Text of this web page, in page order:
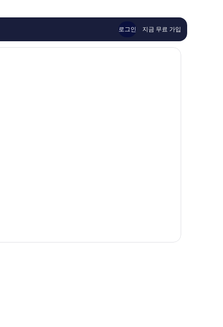
홈
트
해
용
이
용
기
로그인 지금 무료 가입